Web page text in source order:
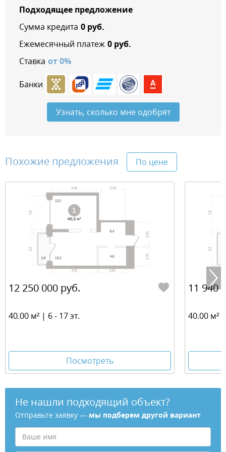
Подходящее предложение
Сумма кредита 0руб.
Ежемесячный платеж 0руб.
Ставка от0%
Банки
Узнать, сколько мне одобрят
Похожие предложения По цене
12 250 000 руб.
40.00 м² | 6 - 17 эт.
Посмотреть
11 940
40.00 м²
Не нашли подходящий объект?
Отправьте заявку — мы подберем другой вариант